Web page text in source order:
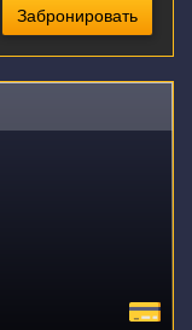
Забронировать